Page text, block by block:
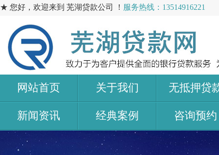
★ 您好，欢迎来到 芜湖贷款公司 ！ 服务热线：13514916221
网站首页 关于我们 无抵押贷
新闻资讯 经典案例 咨询预约